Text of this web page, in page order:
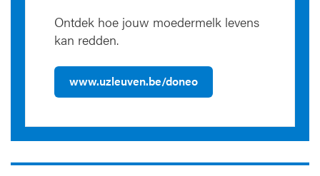
Ontdek hoe jouw moedermelk levens
kan redden.
www.uzleuven.be/doneo